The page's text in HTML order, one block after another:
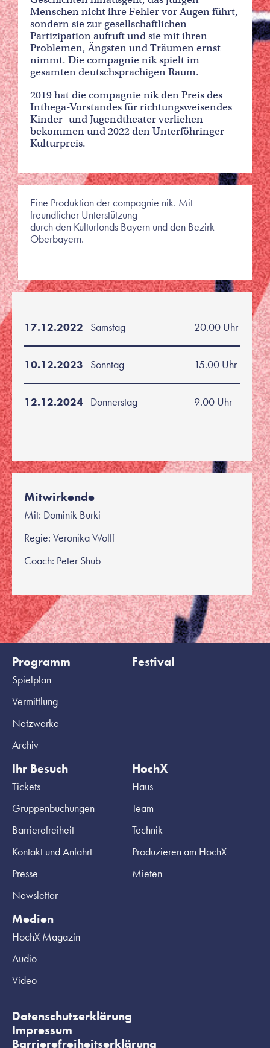
Menschen nicht ihre Fehler vor Augen führt,
sondern sie zur gesellschaftlichen
Partizipation aufruft und sie mit ihren
Problemen, Ängsten und Träumen ernst
nimmt. Die compagnie nik spielt im
gesamten deutschsprachigen Raum.
2019 hat die compagnie nik den Preis des
Inthega-Vorstandes für richtungsweisendes
Kinder- und Jugendtheater verliehen
bekommen und 2022 den Unterföhringer
Kulturpreis.
Eine Produktion der compagnie nik. Mit
freundlicher Unterstützung
durch den Kulturfonds Bayern und den Bezirk
Oberbayern.
17.12.2022 Samstag 20.00 Uhr
10.12.2023 Sonntag 15.00 Uhr
12.12.2024 Donnerstag 9.00 Uhr
Mitwirkende
Mit: Dominik Burki
Regie: Veronika Wolff
Coach: Peter Shub
Programm
Spielplan
Vermittlung
Netzwerke
Archiv
Festival
Ihr Besuch
Tickets
Gruppenbuchungen
Barrierefreiheit
Kontakt und Anfahrt
Presse
Newsletter
HochX
Haus
Team
Technik
Produzieren am HochX
Mieten
Medien
HochX Magazin
Audio
Video
Datenschutzerklärung
Impressum
Barrierefreiheitserklärung